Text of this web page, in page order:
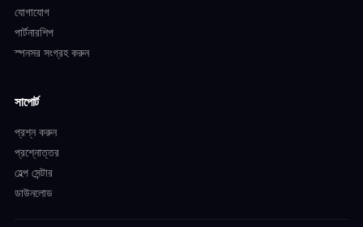
যোগাযোগ
পার্টনারশিপ
স্পনসর সংগ্রহ করুন
সাপোর্ট
প্রশ্ন করুন
প্রশ্নোত্তর
হেল্প সেন্টার
ডাউনলোড